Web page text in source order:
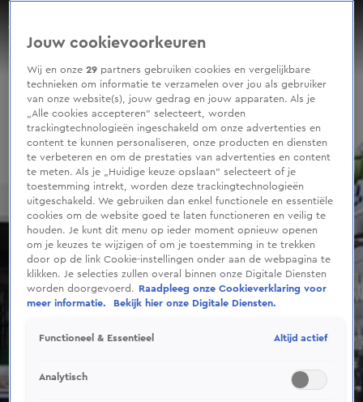
Tankstation Muiden zwaar beschadigd na ongeluk met vrachtwagen
Aflevering 232, Seizoen 2025
of
Jouw cookievoorkeuren
Wij en onze29 partners gebruiken cookies en vergelijkbare
technieken om informatie te verzamelen over jou als gebruiker
van onze website(s), jouw gedrag en jouw apparaten. Als je
„Alle cookies accepteren” selecteert, worden
trackingtechnologieën ingeschakeld om onze advertenties en
content te kunnen personaliseren, onze producten en diensten
te verbeteren en om de prestaties van advertenties en content
te meten. Als je „Huidige keuze opslaan” selecteert of je
toestemming intrekt, worden deze trackingtechnologieën
uitgeschakeld. We gebruiken dan enkel functionele en essentiële
cookies om de website goed te laten functioneren en veilig te
houden. Je kunt dit menu op ieder moment opnieuw openen
om je keuzes te wijzigen of om je toestemming in te trekken
door op de link Cookie-instellingen onder aan de webpagina te
klikken. Je selecties zullen overal binnen onze Digitale Diensten
worden doorgevoerd.
Raadpleeg onze Cookieverklaring voor
meer informatie.
Bekijk hier onze Digitale Diensten.
Functioneel & Essentieel Altijd actief
Analytisch